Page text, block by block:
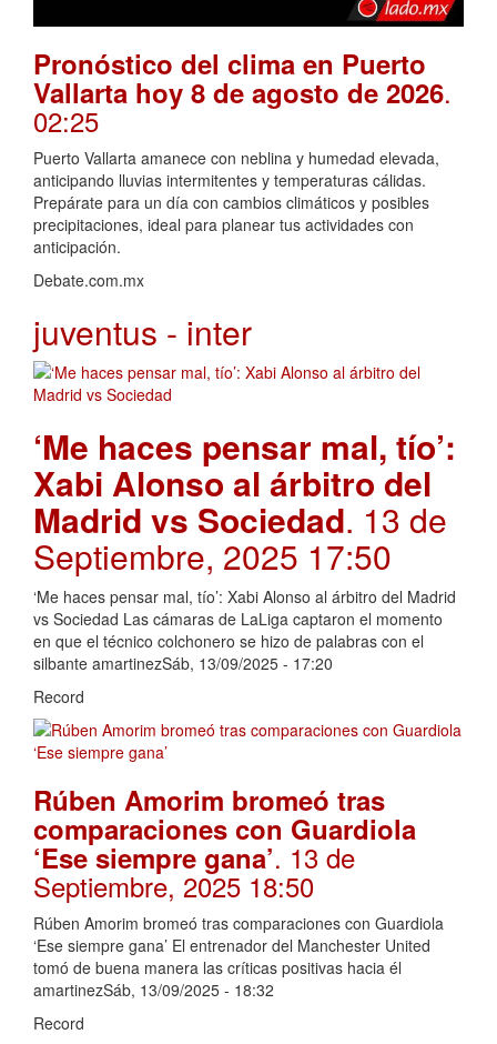
Pronóstico del clima en Puerto
Vallarta hoy 8 de agosto de 2026.
02:25
Puerto Vallarta amanece con neblina y humedad elevada,
anticipando lluvias intermitentes y temperaturas cálidas.
Prepárate para un día con cambios climáticos y posibles
precipitaciones, ideal para planear tus actividades con
anticipación.
Debate.com.mx
juventus - inter
‘Me haces pensar mal, tío’:
Xabi Alonso al árbitro del
Madrid vs Sociedad. 13 de
Septiembre, 2025 17:50
‘Me haces pensar mal, tío’: Xabi Alonso al árbitro del Madrid
vs Sociedad Las cámaras de LaLiga captaron el momento
en que el técnico colchonero se hizo de palabras con el
silbante amartinezSáb, 13/09/2025 - 17:20
Record
Rúben Amorim bromeó tras
comparaciones con Guardiola
‘Ese siempre gana’. 13 de
Septiembre, 2025 18:50
Rúben Amorim bromeó tras comparaciones con Guardiola
‘Ese siempre gana’ El entrenador del Manchester United
tomó de buena manera las críticas positivas hacia él
amartinezSáb, 13/09/2025 - 18:32
Record